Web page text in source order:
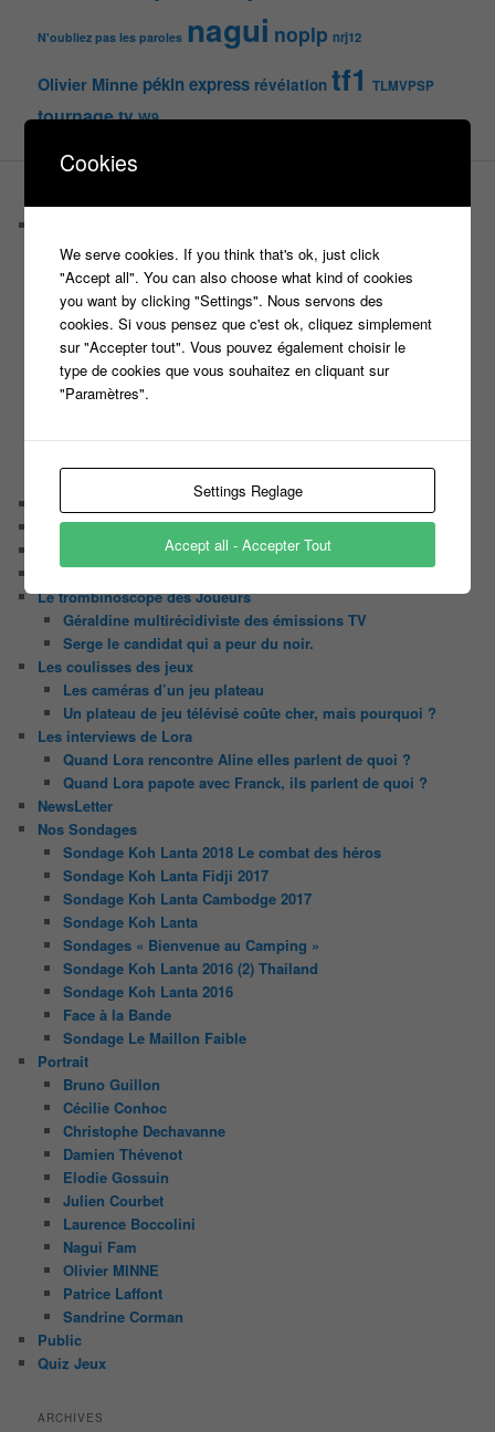
N'oubliez pas les paroles nagui noplp nrj12
Olivier Minne pékin express révélation tf1 TLMVPSP
tournagetv W9
C’est quoi un casteur ?
C’est quoi un directeur de casting ?
Harry
Motus
Slam
C’est quoi un casting ?
Tous les castings
Tout le monde veut prendre sa place
Contact
Le candidat masqué
Le trombinoscope des Joueurs
Géraldine multirécidiviste des émissions TV
Serge le candidat qui a peur du noir.
Les coulisses des jeux
Les caméras d’un jeu plateau
Un plateau de jeu télévisé coûte cher, mais pourquoi ?
Les interviews de Lora
Quand Lora rencontre Aline elles parlent de quoi ?
Quand Lora papote avec Franck, ils parlent de quoi ?
NewsLetter
Nos Sondages
Sondage Koh Lanta 2018 Le combat des héros
Sondage Koh Lanta Fidji 2017
Sondage Koh Lanta Cambodge 2017
Sondage Koh Lanta
Sondages « Bienvenue au Camping »
Sondage Koh Lanta 2016 (2) Thailand
Sondage Koh Lanta 2016
Face à la Bande
Sondage Le Maillon Faible
Portrait
Bruno Guillon
Cécilie Conhoc
Christophe Dechavanne
Damien Thévenot
Elodie Gossuin
Julien Courbet
Laurence Boccolini
Nagui Fam
Olivier MINNE
Patrice Laffont
Sandrine Corman
Public
Quiz Jeux
ARCHIVES
Cookies
We serve cookies. If you think that's ok, just click
"Accept all". You can also choose what kind of cookies
you want by clicking "Settings". Nous servons des
cookies. Si vous pensez que c'est ok, cliquez simplement
sur "Accepter tout". Vous pouvez également choisir le
type de cookies que vous souhaitez en cliquant sur
"Paramètres".
Settings Reglage
Accept all - Accepter Tout